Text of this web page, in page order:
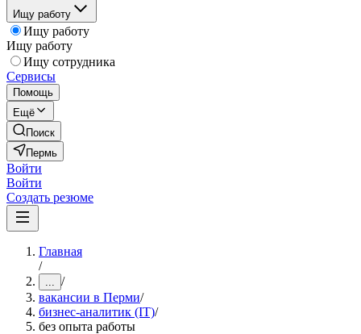
Ищу работу
Ищу работу
Ищу работу
Ищу сотрудника
Сервисы
Помощь
Ещё
Поиск
Пермь
Войти
Войти
Создать резюме
Главная
/
... /
вакансии в Перми/
бизнес-аналитик (IT)/
без опыта работы